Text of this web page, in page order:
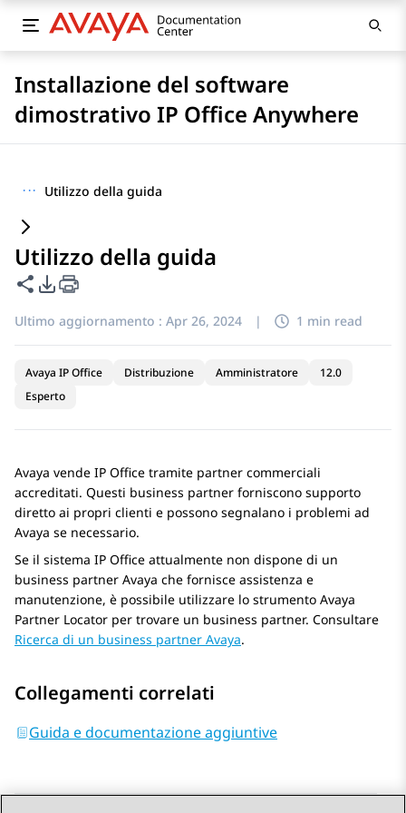
Installazione del software
dimostrativo IP Office Anywhere
··· Utilizzo della guida
Utilizzo della guida
Condividi questa pagina
Opzioni di esportazione PDF
Ultimo aggiornamento : Apr 26, 2024 | 1 min read
Avaya IP Office Distribuzione Amministratore
12.0
Esperto
Avaya vende IP Office tramite partner commerciali
accreditati. Questi business partner forniscono supporto
diretto ai propri clienti e possono segnalano i problemi ad
Avaya se necessario.
Se il sistema IP Office attualmente non dispone di un
business partner Avaya che fornisce assistenza e
manutenzione, è possibile utilizzare lo strumento Avaya
Partner Locator per trovare un business partner. Consultare
Ricerca di un business partner Avaya.
Collegamenti correlati
Guida e documentazione aggiuntive